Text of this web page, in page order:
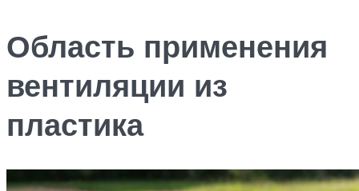
Область применения
вентиляции из
пластика